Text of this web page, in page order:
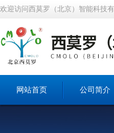
欢迎访问西莫罗（北京）智能科技
网站首页 公司简介